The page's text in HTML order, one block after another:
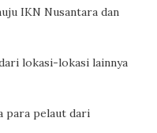
IKN Nusantara dan
lokasi-lokasi lainnya
para pelaut dari